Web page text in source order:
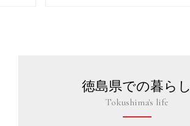
徳島県での暮らし
Tokushima's life